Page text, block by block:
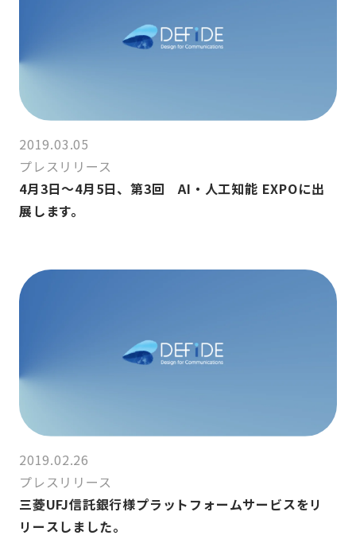
2019.03.05
プレスリリース
4月3日～4月5日、第3回 AI・人工知能 EXPOに出
展します。
2019.02.26
プレスリリース
三菱UFJ信託銀行様プラットフォームサービスをリ
リースしました。